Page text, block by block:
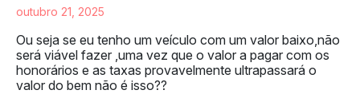
outubro 21, 2025
Ou seja se eu tenho um veículo com um valor baixo,não
será viável fazer ,uma vez que o valor a pagar com os
honorários e as taxas provavelmente ultrapassará o
valor do bem não é isso??